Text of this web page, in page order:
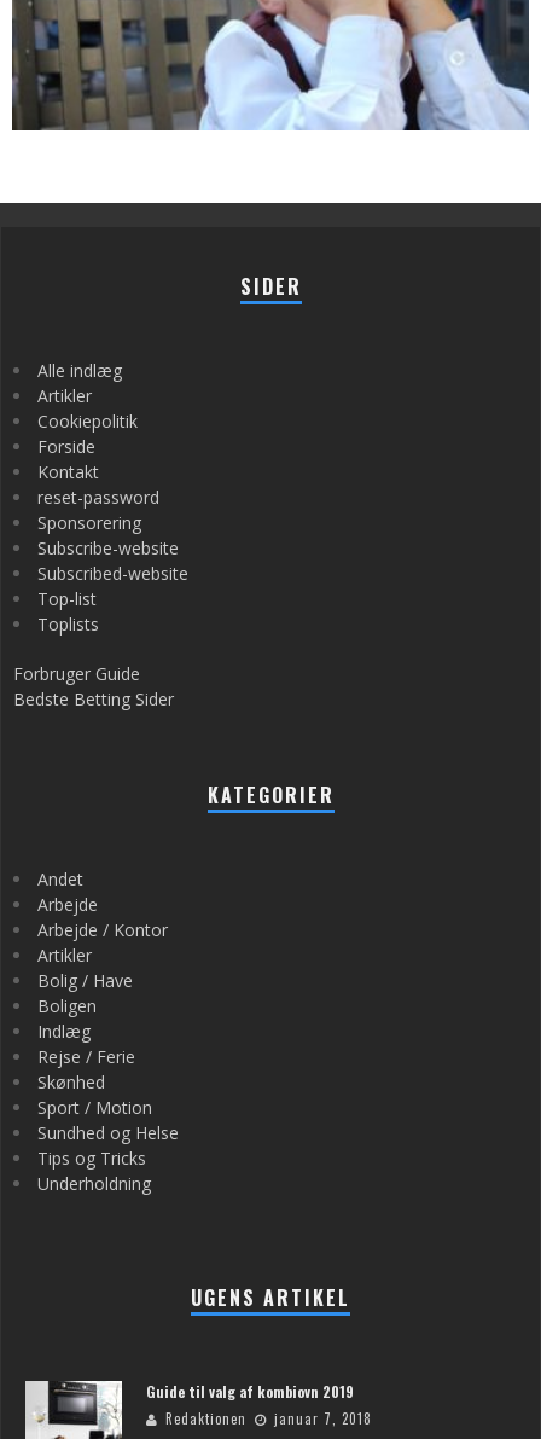
SIDER
Alle indlæg
Artikler
Cookiepolitik
Forside
Kontakt
reset-password
Sponsorering
Subscribe-website
Subscribed-website
Top-list
Toplists
Forbruger Guide
Bedste Betting Sider
KATEGORIER
Andet
Arbejde
Arbejde / Kontor
Artikler
Bolig / Have
Boligen
Indlæg
Rejse / Ferie
Skønhed
Sport / Motion
Sundhed og Helse
Tips og Tricks
Underholdning
UGENS ARTIKEL
Guide til valg af kombiovn 2019
Redaktionen januar 7, 2018